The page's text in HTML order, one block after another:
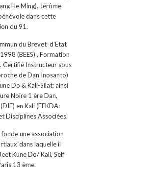
He Ming). Jérôme
dans cette
du 91.
du Brevet d'Etat
(BEES) , Formation
Certifié Instructeur sous
de Dan Inosanto)
Do & Kali-Silat; ainsi
Noire 1 ère Dan,
en Kali (FFKDA:
Disciplines Associées.
une association
laquelle il
Kune Do/ Kali, Self
13 ème.